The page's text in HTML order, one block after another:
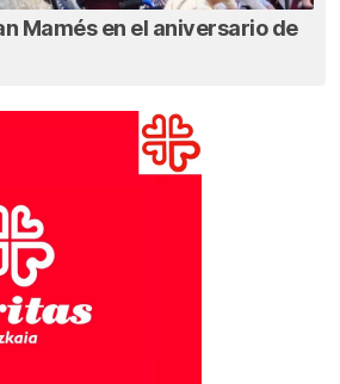
Mamés en el aniversario de